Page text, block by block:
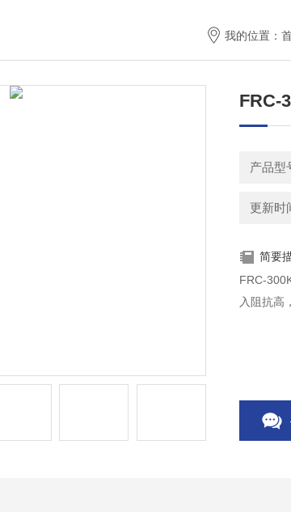
我的位置：
FRC-
产品型
更新时
简要
FRC-
入阻抗高